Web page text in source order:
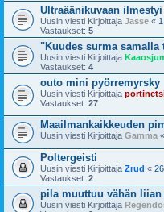
Ultraäänikuvaan
Uusin viesti Kirjoittaja Jasse «
Vastaukset: 5
"Kuudes surma samalla
Uusin viesti Kirjoittaja
Vastaukset: 4
outo mini pyörremyrsky
Uusin viesti Kirjoittaja
Vastaukset: 27
Maailmankaikkeuden
Uusin viesti Kirjoittaja Gamma «
Poltergeisti
Uusin viesti Kirjoittaja Zrud «
Vastaukset: 2
pila muuttuu vähän liian
Uusin viesti Kirjoittaja